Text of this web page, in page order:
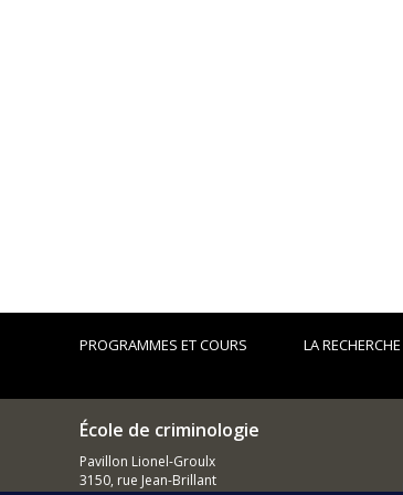
PROGRAMMES ET COURS LA RECHERCHE
École de criminologie
Pavillon Lionel-Groulx
3150, rue Jean-Brillant